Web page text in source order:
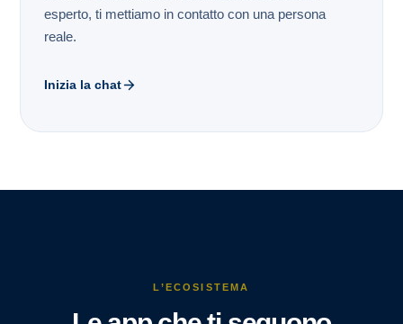
esperto, ti mettiamo in contatto con una persona
reale.
Inizia la chat
L’ECOSISTEMA